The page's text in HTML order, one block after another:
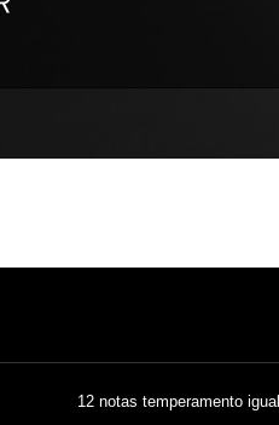
12 notas temperamento igual